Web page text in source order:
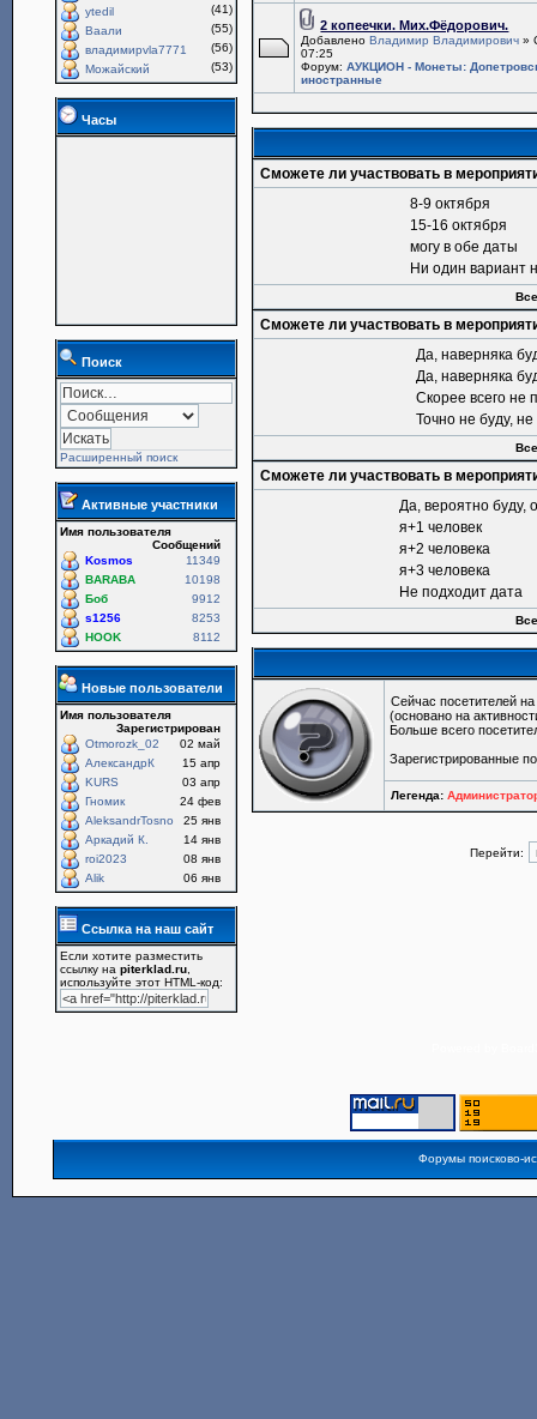
ytedil
(41)
Ваали
(55)
владимирvla7771
(56)
Можайский
(53)
Часы
Поиск
Расширенный поиск
Активные участники
Имя пользователя
Сообщений
Kosmos
11349
BARABA
10198
Боб
9912
s1256
8253
HOOK
8112
Новые пользователи
Имя пользователя
Зарегистрирован
Otmorozk_02
02 май
АлександрК
15 апр
KURS
03 апр
Гномик
24 фев
AleksandrTosno
25 янв
Аркадий К.
14 янв
roi2023
08 янв
Alik
06 янв
Ссылка на наш сайт
Если хотите разместить
ссылку наpiterklad.ru
используйте этот HTML-код:
2 копеечки. Мих.Фёдорович.
ДобавленоВладимир Владимирович »
07:25
Форум:АУКЦИОН - Монеты:
иностранные
Сможете ли участвовать в
8-9 октября
15-16 октября
могу в обе даты
Ни один вариант
Сможете ли участвовать в
Да, наверняка
Да, наверняка
Скорее всего не
Точно не буду,
Сможете ли участвовать в
Да, вероятно буду,
я+1 человек
я+2 человека
я+3 человека
Не подходит дата
Сейчас посетителей
(основано на
Больше всего
Зарегистрированные
Легенда:
Перейти:
Форумы поисково-